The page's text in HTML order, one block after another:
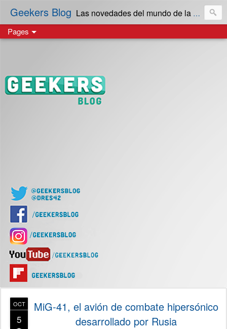
Geekers Blog Las novedades del mundo de la Tecnología y cultura Geek! en Español | Creado en El Salvador
Pages
OCT
5
MiG-41, el avión de combate hipersónico
desarrollado por Rusia